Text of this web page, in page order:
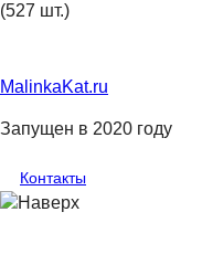
(527 шт.)
MalinkaKat.ru
Запущен в 2020 году
Контакты